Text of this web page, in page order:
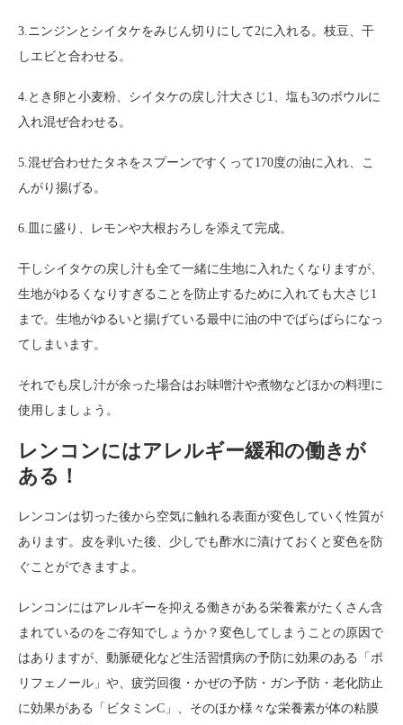
3.ニンジンとシイタケをみじん切りにして2に入れる。枝豆、干
しエビと合わせる。
4.とき卵と小麦粉、シイタケの戻し汁大さじ1、塩も3のボウルに
入れ混ぜ合わせる。
5.混ぜ合わせたタネをスプーンですくって170度の油に入れ、こ
んがり揚げる。
6.皿に盛り、レモンや大根おろしを添えて完成。
干しシイタケの戻し汁も全て一緒に生地に入れたくなりますが、
生地がゆるくなりすぎることを防止するために入れても大さじ1
まで。生地がゆるいと揚げている最中に油の中でばらばらになっ
てしまいます。
それでも戻し汁が余った場合はお味噌汁や煮物などほかの料理に
使用しましょう。
レンコンにはアレルギー緩和の働きが
ある！
レンコンは切った後から空気に触れる表面が変色していく性質が
あります。皮を剥いた後、少しでも酢水に漬けておくと変色を防
ぐことができますよ。
レンコンにはアレルギーを抑える働きがある栄養素がたくさん含
まれているのをご存知でしょうか？変色してしまうことの原因で
はありますが、動脈硬化など生活習慣病の予防に効果のある「ポ
リフェノール」や、疲労回復・かぜの予防・ガン予防・老化防止
に効果がある「ビタミンC」、そのほか様々な栄養素が体の粘膜